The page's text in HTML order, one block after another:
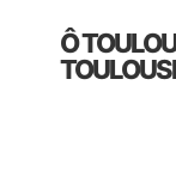
primary
Ô